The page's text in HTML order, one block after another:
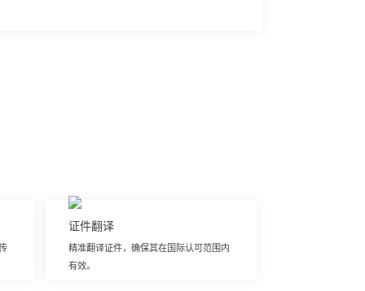
证件翻译
精准翻译证件，确保其在国际认可范围内
有效。